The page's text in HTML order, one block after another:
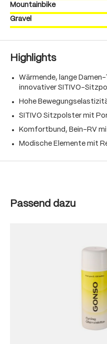
Mountainbike
Gravel
Highlights
Wärmende, lange
innovativer SITIVO-
Hohe
SITIVO Sitzpolster mit
Komfortbund, Bein-RV
Modische Elemente mit
Produktgalerie überspringen
Passend dazu